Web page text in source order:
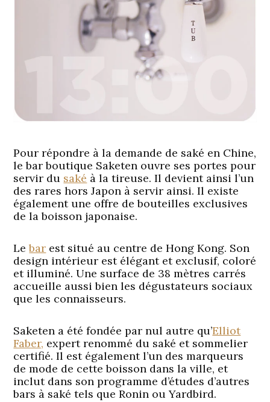
Pour répondre à la demande de saké en Chine,
le bar boutique Saketen ouvre ses portes pour
servir du saké à la tireuse. Il devient ainsi l’un
des rares hors Japon à servir ainsi. Il existe
également une offre de bouteilles exclusives
de la boisson japonaise.
Lebar est situé au centre de Hong Kong. Son
design intérieur est élégant et exclusif, coloré
et illuminé. Une surface de 38 mètres carrés
accueille aussi bien les dégustateurs sociaux
que les connaisseurs.
Saketen a été fondée par nul autre qu’Elliot
Faber, expert renommé du saké et sommelier
certifié. Il est également l’un des marqueurs
de mode de cette boisson dans la ville, et
inclut dans son programme d’études d’autres
bars à saké tels que Ronin ou Yardbird.